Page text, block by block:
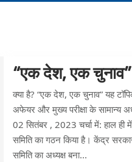
“एक देश, एक चुनाव”
क्या है? “एक देश, एक चुनाव” यह
अफेयर और मुख्य परीक्षा के सामान्य
02 सितंबर , 2023 चर्चा में: हाल
समिति का गठन किया है। केंद्र
समिति का अध्यक्ष बना...